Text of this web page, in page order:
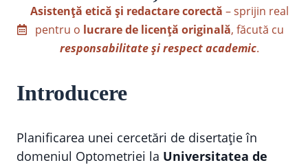
Asistență etică și redactare corectă – sprijin real
pentru o lucrare de licență originală, făcută cu
responsabilitate și respect academic.
Introducere
Planificarea unei cercetări de disertație în
domeniul Optometriei la Universitatea de